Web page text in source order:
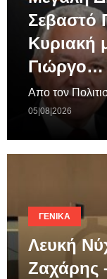
Σεβαστό
Κυριακή
Γιώργο…
Απο τον
05|08|2026
ΓΕΝΙΚΆ
Λευκή
Ζαχάρης